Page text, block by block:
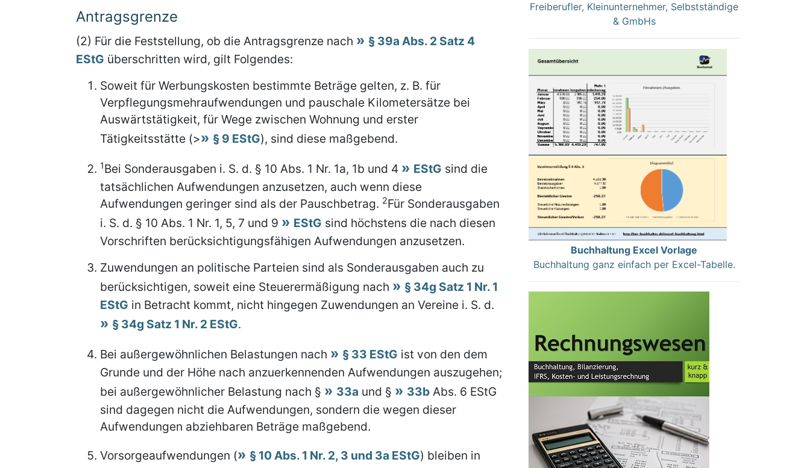
Antragsgrenze
(2) Für die Feststellung, ob die Antragsgrenze nach
§ 39a Abs. 2 Satz 4
EStG überschritten wird, gilt Folgendes:
Soweit für Werbungskosten bestimmte Beträge gelten, z. B. für
Verpflegungsmehraufwendungen und pauschale Kilometersätze bei
Auswärtstätigkeit, für Wege zwischen Wohnung und erster
Tätigkeitsstätte (>
§ 9 EStG), sind diese maßgebend.
1Bei Sonderausgaben i. S. d. § 10 Abs. 1 Nr. 1a, 1b und 4 EStG sind die
tatsächlichen Aufwendungen anzusetzen, auch wenn diese
Aufwendungen geringer sind als der Pauschbetrag. 2Für Sonderausgaben
i. S. d. § 10 Abs. 1 Nr. 1, 5, 7 und 9
EStG sind höchstens die nach diesen
Vorschriften berücksichtigungsfähigen Aufwendungen anzusetzen.
Zuwendungen an politische Parteien sind als Sonderausgaben auch zu
berücksichtigen, soweit eine Steuerermäßigung nach
§ 34g Satz 1 Nr. 1
EStG in Betracht kommt, nicht hingegen Zuwendungen an Vereine i. S. d.
§ 34g Satz 1 Nr. 2 EStG.
Bei außergewöhnlichen Belastungen nach § 33 EStG ist von den dem
Grunde und der Höhe nach anzuerkennenden Aufwendungen auszugehen;
bei außergewöhnlicher Belastung nach §
33a und § 33b Abs. 6 EStG
sind dagegen nicht die Aufwendungen, sondern die wegen dieser
Aufwendungen abziehbaren Beträge maßgebend.
Vorsorgeaufwendungen (
§ 10 Abs. 1 Nr. 2, 3 und 3a EStG) bleiben in
Freiberufler, Kleinunternehmer, Selbstständige
& GmbHs
Buchhaltung Excel Vorlage
Buchhaltung ganz einfach per Excel-Tabelle.